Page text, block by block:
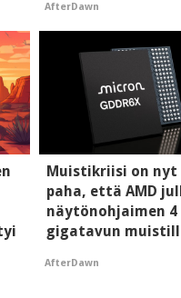
mainoksia -
tekoälyn
brändistä
AfterDawn
Muistikriisi on nyt
paha, että AMD
näytönohjaimen 4
gigatavun
AfterDawn